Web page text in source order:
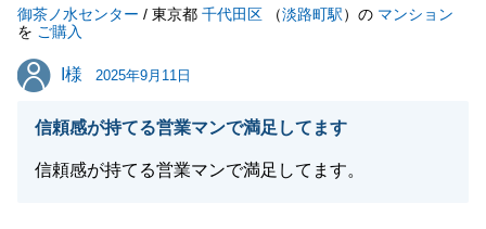
御茶ノ水センター / 東京都 千代田区 （淡路町駅）の マンション
を ご購入
I様
I様 2025年9月11日
信頼感が持てる営業マンで満足してます
信頼感が持てる営業マンで満足してます。